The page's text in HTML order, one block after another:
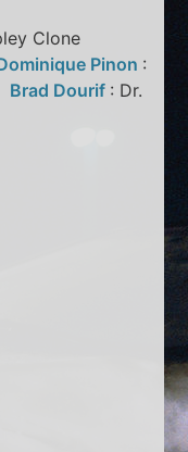
Clone
Pinon :
Brad Dourif : Dr.